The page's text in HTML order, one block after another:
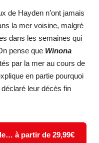
de Hayden n’ont jamais
la mer voisine, malgré
dans les semaines qui
pense que Winona
par la mer au cours de
en partie pourquoi
leur décès fin
à partir de 29,99€